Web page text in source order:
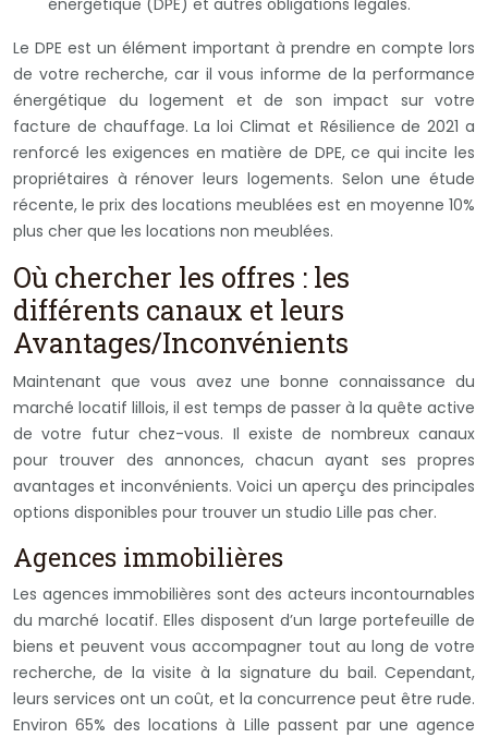
Le DPE est un élément important à prendre en compte lors
de votre recherche, car il vous informe de la performance
énergétique du logement et de son impact sur votre
facture de chauffage. La loi Climat et Résilience de 2021 a
renforcé les exigences en matière de DPE, ce qui incite les
propriétaires à rénover leurs logements. Selon une étude
récente, le prix des locations meublées est en moyenne 10%
plus cher que les locations non meublées.
Où chercher les offres : les
différents canaux et leurs
Avantages/Inconvénients
Maintenant que vous avez une bonne connaissance du
marché locatif lillois, il est temps de passer à la quête active
de votre futur chez-vous. Il existe de nombreux canaux
pour trouver des annonces, chacun ayant ses propres
avantages et inconvénients. Voici un aperçu des principales
options disponibles pour trouver un studio Lille pas cher.
Agences immobilières
Les agences immobilières sont des acteurs incontournables
du marché locatif. Elles disposent d’un large portefeuille de
biens et peuvent vous accompagner tout au long de votre
recherche, de la visite à la signature du bail. Cependant,
leurs services ont un coût, et la concurrence peut être rude.
Environ 65% des locations à Lille passent par une agence